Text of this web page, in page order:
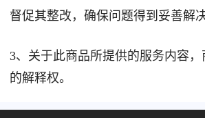
督促其整改，确保问题得到妥善解决
3、关于此商品所提供的服务内容
的解释权。